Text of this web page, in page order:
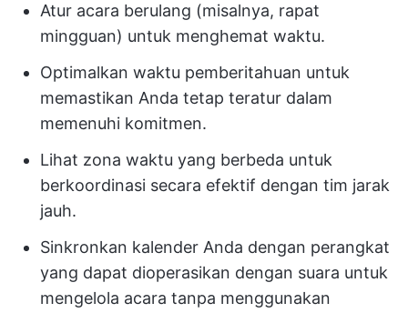
Atur acara berulang (misalnya, rapat
mingguan) untuk menghemat waktu.
Optimalkan waktu pemberitahuan untuk
memastikan Anda tetap teratur dalam
memenuhi komitmen.
Lihat zona waktu yang berbeda untuk
berkoordinasi secara efektif dengan tim jarak
jauh.
Sinkronkan kalender Anda dengan perangkat
yang dapat dioperasikan dengan suara untuk
mengelola acara tanpa menggunakan